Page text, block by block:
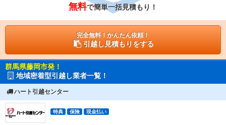
無料で簡単一括見積もり！
完全無料！かんたん依頼！
引越し見積もりをする
群馬県藤岡市発！
地域密着型引越し業者一覧！
ハート引越センター
特典 保険 現金払い